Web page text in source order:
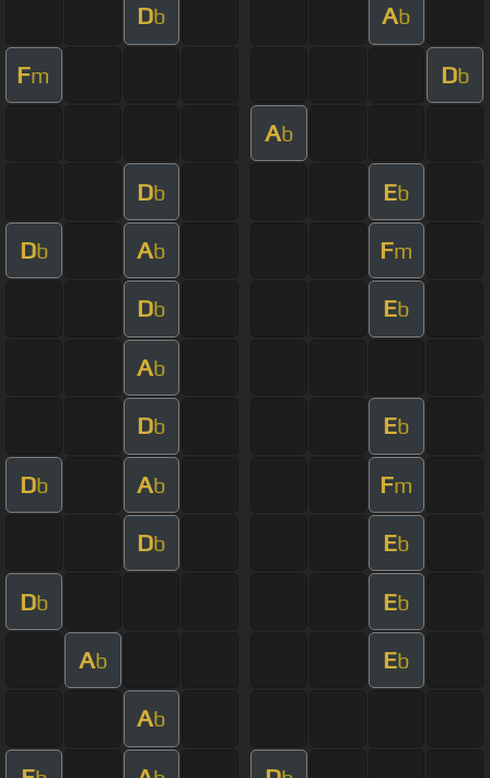
Db Ab
Fm Db
Ab
Db Eb
Db Ab Fm
Db Eb
Ab
Db Eb
Db Ab Fm
Db Eb
Db Eb
Ab Eb
Ab